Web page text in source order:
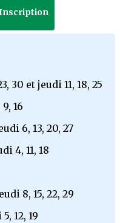
30 et jeudi 11, 18, 25
16
6, 13, 20, 27
4, 11, 18
8, 15, 22, 29
12, 19